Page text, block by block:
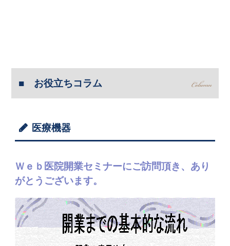
お役立ちコラム
医療機器
Ｗｅｂ医院開業セミナーにご訪問頂き、あり
がとうございます。